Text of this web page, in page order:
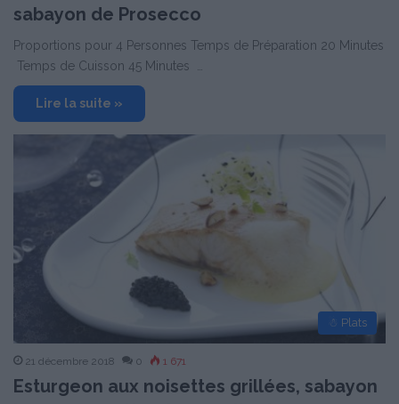
sabayon de Prosecco
Proportions pour 4 Personnes Temps de Préparation 20 Minutes
Temps de Cuisson 45 Minutes …
Lire la suite »
☃ Plats
21 décembre 2018 0 1 671
Esturgeon aux noisettes grillées, sabayon